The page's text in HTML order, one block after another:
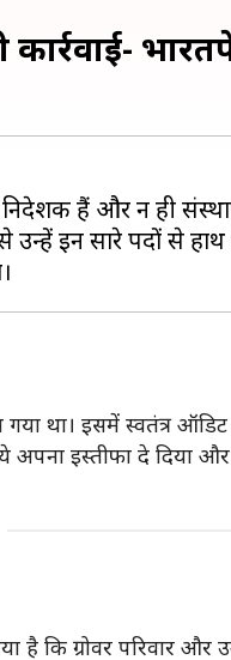
हैं और न ही
इन सारे पदों से हाथ
था। इसमें स्वतंत्र ऑडिट
अपना इस्तीफा दे
कि ग्रोवर परिवार और